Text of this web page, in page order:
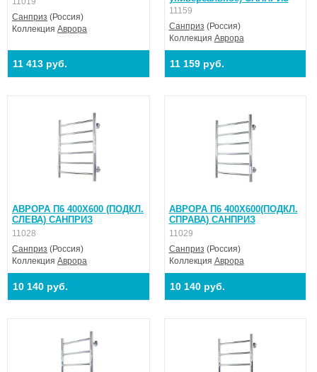
Санприз (Россия)
Коллекция Аврора
11 413 руб.
11159
Санприз (Россия)
Коллекция Аврора
11 159 руб.
АВРОРА П6 400X600 (ПОДКЛ.
СЛЕВА) САНПРИЗ
11028
Санприз (Россия)
Коллекция Аврора
10 140 руб.
АВРОРА П6 400X600(ПОДКЛ.
СПРАВА) САНПРИЗ
11029
Санприз (Россия)
Коллекция Аврора
10 140 руб.